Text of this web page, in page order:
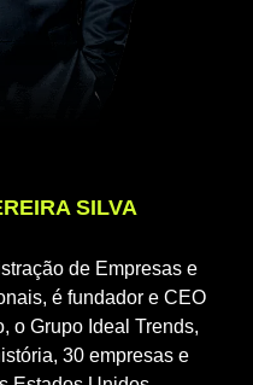
SILVA
de Empresas e
é fundador e CEO
o Grupo Ideal Trends,
30 empresas e